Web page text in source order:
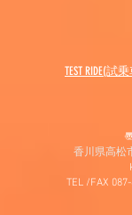
​TEST RIDE(試
香川県高松
TEL /FAX